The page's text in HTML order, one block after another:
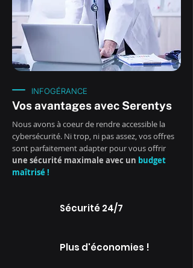
INFOGÉRANCE
Vos avantages avec Serentys
Nous avons à coeur de rendre accessible la
cybersécurité. Ni trop, ni pas assez, vos offres
sont parfaitement adapter pour vous offrir
une sécurité maximale avec un budget
maîtrisé !
Sécurité 24/7
Plus d'économies !